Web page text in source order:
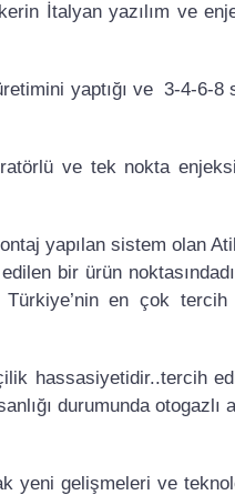
İtalyan yazılım ve
yaptığı ve 3-4-6-8
ve tek nokta
yapılan sistem olan
bir ürün
en çok
hassasiyetidir..tercih
durumunda otogazlı
yeni gelişmeleri ve